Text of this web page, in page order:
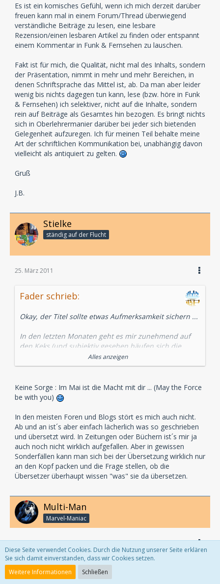
Es ist ein komisches Gefühl, wenn ich mich derzeit darüber
freuen kann mal in einem Forum/Thread überwiegend
verständliche Beiträge zu lesen, eine lesbare
Rezension/einen lesbaren Artikel zu finden oder entspannt
einem Kommentar in Funk & Fernsehen zu lauschen.
Fakt ist für mich, die Qualität, nicht mal des Inhalts, sondern
der Präsentation, nimmt in mehr und mehr Bereichen, in
denen Schriftsprache das Mittel ist, ab. Da man aber leider
wenig bis nichts dagegen tun kann, lese (bzw. höre in Funk
& Fernsehen) ich selektiver, nicht auf die Inhalte, sondern
rein auf Beiträge als Gesamtes hin bezogen. Es bringt nichts
sich in Oberlehrermanier darüber bei jeder sich bietenden
Gelegenheit aufzuregen. Ich für meinen Teil behalte meine
Art der schriftlichen Kommunikation bei, unabhängig davon
vielleicht als antiquiert zu gelten.
Gruß
J.B.
Stielke
ständig auf der Flucht
25. März 2011
Fader schrieb:
Okay, der Titel sollte etwas Aufmerksamkeit sichern ...
In den letzten Monaten geht es mir zunehmend auf
den Keks (und subjektiv gesehen häufen sich die
Sichtungen), dass Blogger und Rezensenten vor dem
Knopfdruck "publish" ihr Geschriebenes oft
Dauernd stoße ich auf Sätze wie diesen ...
... die man nicht nochmal lesen KANN, ohne dass
einem was auffällt. Von den schon lange
grassierenden Groß-/Kleinschreibungsfehlern,
falscher Zeichensetzung und zunehmendem "Import"
englischer Formulierungen ("in 2011" oder "von den
Machern von XXX kommt ein Abenteuer jenseits der
Vorstellung") will ich gar nicht erst anfangen.
Ist das ok so? Alles egal, solange man grob kapiert,
worum es geht? Ist das keinem irgendwie
unangenehm, so vor die Haustür zu treten?
Runtertippen langsam und sorgfältig nochmal auf
Fehler durchzusehen? Kontroverse Diskussion
erwünscht — was seh ich hier falsch?
Alles anzeigen
Keine Sorge : Im Mai ist die Macht mit dir ... (May the Force
be with you)
In den meisten Foren und Blogs stört es mich auch nicht.
Ab und an ist´s aber einfach lächerlich was so geschrieben
und übersetzt wird. In Zeitungen oder Büchern ist´s mir ja
auch noch nicht wirklich aufgefallen. Aber in gewissen
Sonderfällen kann man sich bei der Übersetzung wirklich nur
an den Kopf packen und die Frage stellen, ob die
Übersetzer überhaupt wissen "was" sie da übersetzen.
Multi-Man
Marvel-Maniac
25. März 2011
Bei Filmen, Zeitschriften, etc. etc. mag wohl auch der große
Zeitdruck oftmals eine Ursache sein, weswegen
Diese Seite verwendet Cookies. Durch die Nutzung unserer Seite erklären
Sie sich damit einverstanden, dass wir Cookies setzen.
Weitere Informationen
Schließen